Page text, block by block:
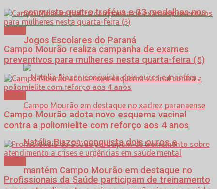
conquista quatro troféus e 33 medalhas nos
Jogos Escolares do Paraná
Natália Biazon conquista dois ouros e
mantém Campo Mourão em destaque no
Campo Mourão realiza campanha de exames
preventivos para mulheres nesta quarta-feira (5)
Campo Mourão adota novo esquema vacinal
contra a poliomielite com reforço aos 4 anos
Profissionais da Saúde participam de treinamento